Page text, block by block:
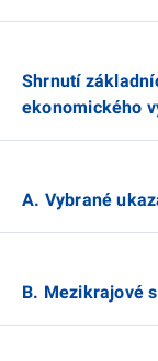
Shrnutí
ekonomického
A. Vybrané
B. Mezikrajové